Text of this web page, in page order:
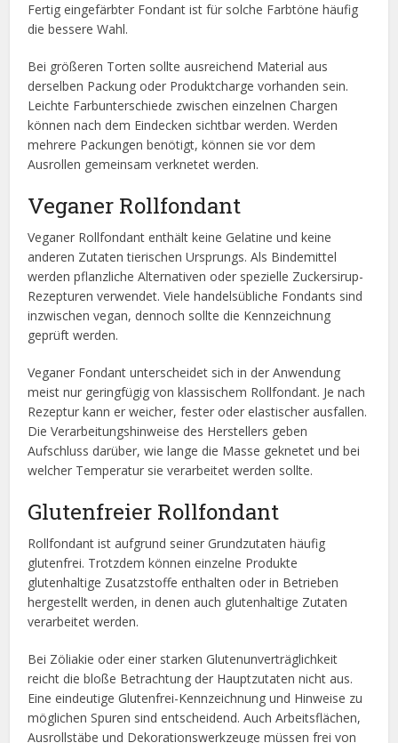
Fertig eingefärbter Fondant ist für solche Farbtöne häufig
die bessere Wahl.
Bei größeren Torten sollte ausreichend Material aus
derselben Packung oder Produktcharge vorhanden sein.
Leichte Farbunterschiede zwischen einzelnen Chargen
können nach dem Eindecken sichtbar werden. Werden
mehrere Packungen benötigt, können sie vor dem
Ausrollen gemeinsam verknetet werden.
Veganer Rollfondant
Veganer Rollfondant enthält keine Gelatine und keine
anderen Zutaten tierischen Ursprungs. Als Bindemittel
werden pflanzliche Alternativen oder spezielle Zuckersirup-
Rezepturen verwendet. Viele handelsübliche Fondants sind
inzwischen vegan, dennoch sollte die Kennzeichnung
geprüft werden.
Veganer Fondant unterscheidet sich in der Anwendung
meist nur geringfügig von klassischem Rollfondant. Je nach
Rezeptur kann er weicher, fester oder elastischer ausfallen.
Die Verarbeitungshinweise des Herstellers geben
Aufschluss darüber, wie lange die Masse geknetet und bei
welcher Temperatur sie verarbeitet werden sollte.
Glutenfreier Rollfondant
Rollfondant ist aufgrund seiner Grundzutaten häufig
glutenfrei. Trotzdem können einzelne Produkte
glutenhaltige Zusatzstoffe enthalten oder in Betrieben
hergestellt werden, in denen auch glutenhaltige Zutaten
verarbeitet werden.
Bei Zöliakie oder einer starken Glutenunverträglichkeit
reicht die bloße Betrachtung der Hauptzutaten nicht aus.
Eine eindeutige Glutenfrei-Kennzeichnung und Hinweise zu
möglichen Spuren sind entscheidend. Auch Arbeitsflächen,
Ausrollstäbe und Dekorationswerkzeuge müssen frei von